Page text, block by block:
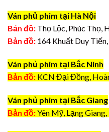
Ván phủ phim tại Hà Nội
Bản đồ: Thọ Lộc, Phúc Thọ,
Bản đồ: 164 Khuất Duy
Ván phủ phim tại Bắc Ninh
Bản đồ: KCN Đại Đồng,
Ván phủ phim tại Bắc Giang
Bản đồ:Yên Mỹ, Lạng